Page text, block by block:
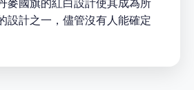
設計之一，儘管沒有人能確定